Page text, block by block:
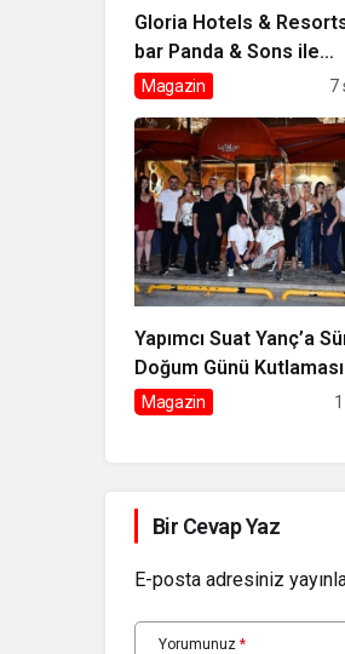
Gloria Hotels &
bar Panda & Sons ile
unutulmaz bir Miksoloji
Magazin 7
Yapımcı Suat Yanç’a
Doğum Günü
Magazin
Bir Cevap Yaz
E-posta adresiniz
Yorumunuz *